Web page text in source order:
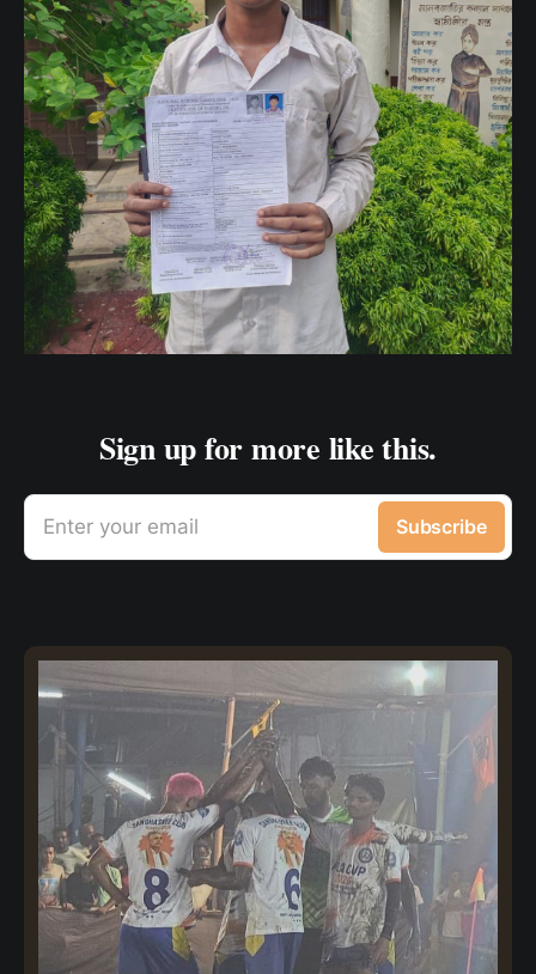
Sign up for more like this.
Enter your email Subscribe